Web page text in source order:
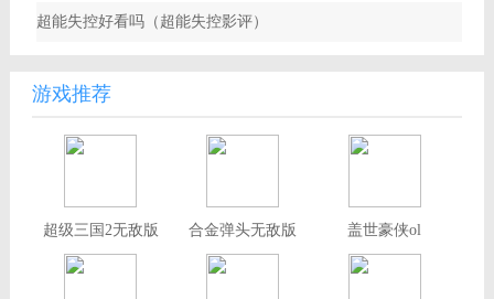
超能失控好看吗（超能失控影评）
游戏推荐
超级三国2无敌版 合金弹头无敌版 盖世豪侠ol